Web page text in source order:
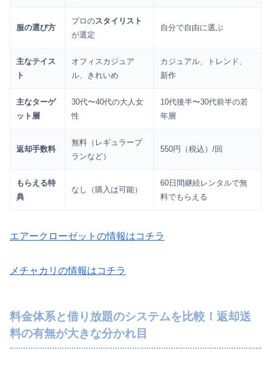
服の選び方
プロのスタイリスト
が選定
自分で自由に選ぶ
主なテイス
ト
オフィスカジュア
ル、きれいめ
カジュアル、トレンド、
新作
主なターゲ
ット層
30代〜40代の大人女
性
10代後半〜30代前半の若
年層
返却手数料
無料（レギュラープ
ランなど）
550円（税込）/回
もらえる特
典
なし（購入は可能）
60日間継続レンタルで無
料でもらえる
エアークローゼットの情報はコチラ
メチャカリの情報はコチラ
料金体系と借り放題のシステムを比較！返却送
料の有無が大きな分かれ目